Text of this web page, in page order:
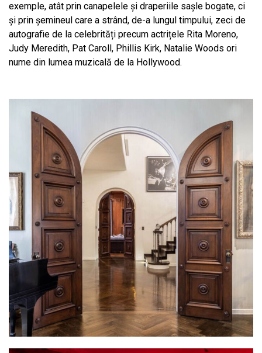
exemple, atât prin canapelele și draperiile sașle bogate, ci
și prin șemineul care a strând, de-a lungul timpului, zeci de
autografie de la celebrități precum actrițele Rita Moreno,
Judy Meredith, Pat Caroll, Phillis Kirk, Natalie Woods ori
nume din lumea muzicală de la Hollywood.